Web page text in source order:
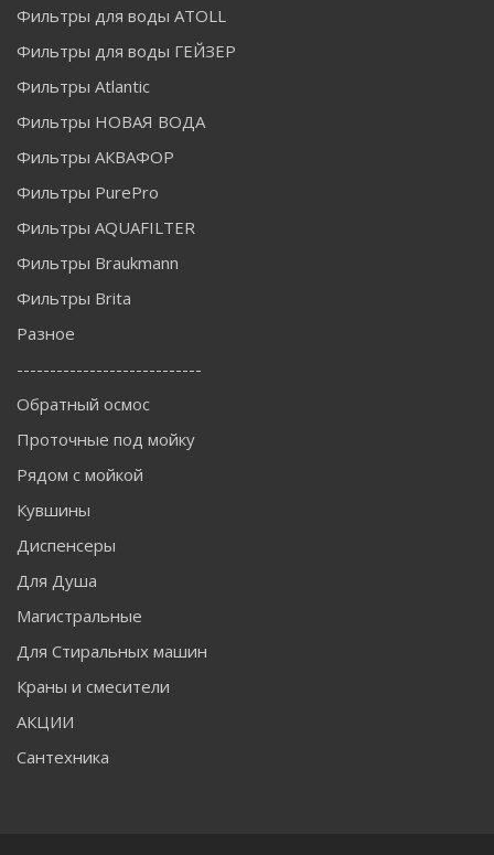
Фильтры для воды ATOLL
Фильтры для воды ГЕЙЗЕР
Фильтры Atlantic
Фильтры НОВАЯ ВОДА
Фильтры АКВАФОР
Фильтры PurePro
Фильтры AQUAFILTER
Фильтры Braukmann
Фильтры Brita
Разное
----------------------------
Обратный осмос
Проточные под мойку
Рядом с мойкой
Кувшины
Диспенсеры
Для Душа
Магистральные
Для Стиральных машин
Краны и смесители
АКЦИИ
Сантехника